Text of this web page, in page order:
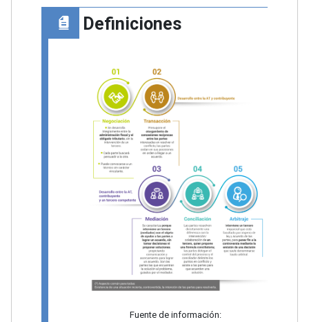
Definiciones
Fuente de información: